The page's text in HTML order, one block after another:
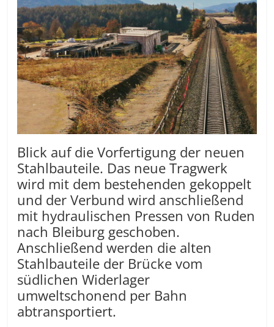
Blick auf die Vorfertigung der neuen
Stahlbauteile. Das neue Tragwerk
wird mit dem bestehenden gekoppelt
und der Verbund wird anschließend
mit hydraulischen Pressen von Ruden
nach Bleiburg geschoben.
Anschließend werden die alten
Stahlbauteile der Brücke vom
südlichen Widerlager
umweltschonend per Bahn
abtransportiert.